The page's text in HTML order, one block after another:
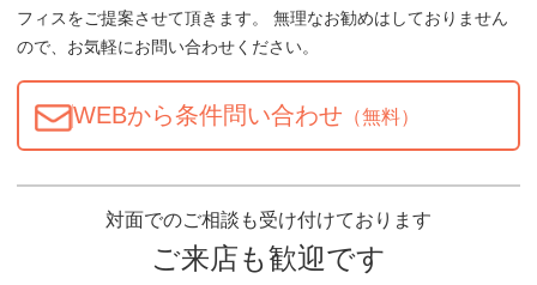
フィスをご提案させて頂きます。 無理なお勧めはしておりません
ので、お気軽にお問い合わせください。
WEBから条件問い合わせ （無料）
対面でのご相談も受け付けております
ご来店も歓迎です